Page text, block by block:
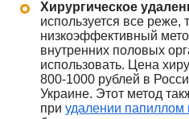
Хирургическое
используется все реже,
низкоэффективный
внутренних половых
использовать. Цена
800-1000 рублей в
Украине. Этот метод
при удалении папиллом